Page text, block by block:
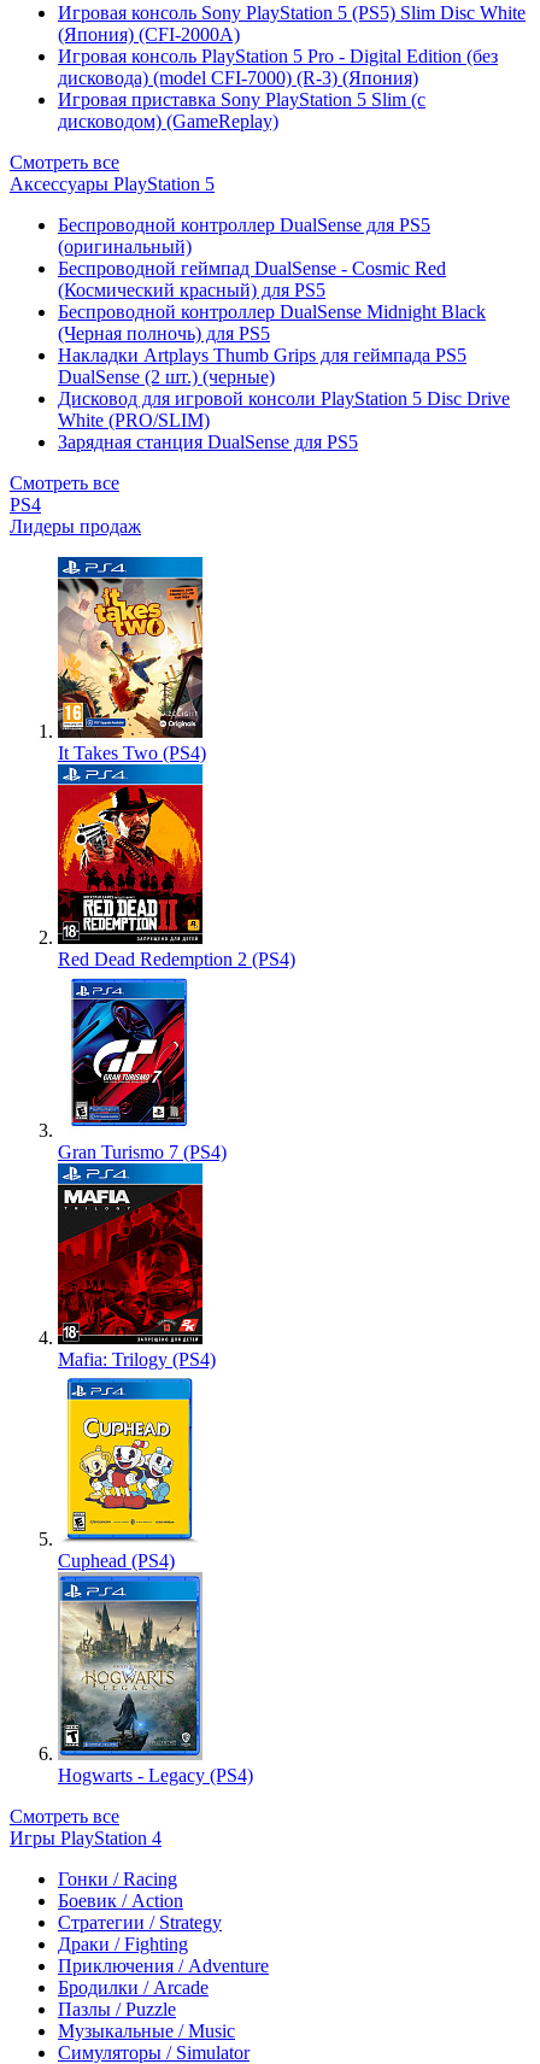
Игровая консоль Sony PlayStation 5 (PS5) Slim Disc White
(Япония) (CFI-2000A)
Игровая консоль PlayStation 5 Pro - Digital Edition (без
дисковода) (model CFI-7000) (R-3) (Япония)
Игровая приставка Sony PlayStation 5 Slim (с
дисководом) (GameReplay)
Смотреть все
Аксессуары PlayStation 5
Беспроводной контроллер DualSense для PS5
(оригинальный)
Беспроводной геймпад DualSense - Cosmic Red
(Космический красный) для PS5
Беспроводной контроллер DualSense Midnight Black
(Черная полночь) для PS5
Накладки Artplays Thumb Grips для геймпада PS5
DualSense (2 шт.) (черные)
Дисковод для игровой консоли PlayStation 5 Disc Drive
White (PRO/SLIM)
Зарядная станция DualSense для PS5
Смотреть все
PS4
Лидеры продаж
It Takes Two (PS4)
Red Dead Redemption 2 (PS4)
Gran Turismo 7 (PS4)
Mafia: Trilogy (PS4)
Cuphead (PS4)
Hogwarts - Legacy (PS4)
Смотреть все
Игры PlayStation 4
Гонки / Racing
Боевик / Action
Стратегии / Strategy
Драки / Fighting
Приключения / Adventure
Бродилки / Arcade
Пазлы / Puzzle
Музыкальные / Music
Симуляторы / Simulator